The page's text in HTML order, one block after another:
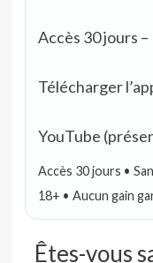
Accès 30 jours
Télécharger
YouTube
Accès 30 jours •
18+ • Aucun gain
Êtes-vous